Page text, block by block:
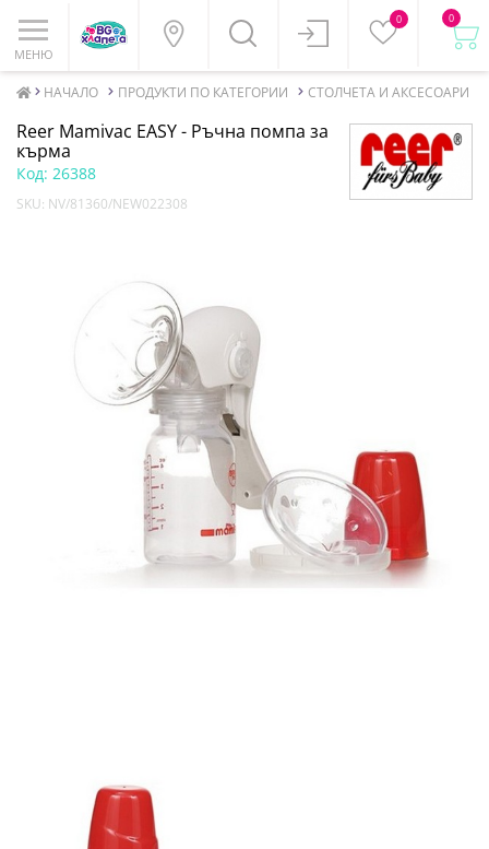
МЕНЮ
0 0
НАЧАЛО ПРОДУКТИ ПО КАТЕГОРИИ СТОЛЧЕТА И АКСЕСОАРИ
Reer Mamivac EASY - Ръчна помпа за
кърма
Код: 26388
SKU: NV/81360/NEW022308